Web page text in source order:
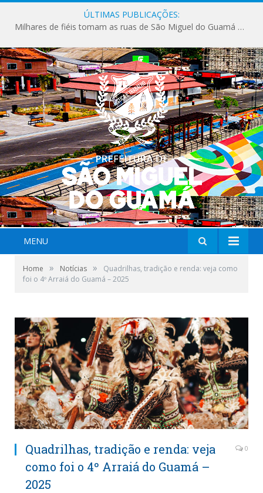
ÚLTIMAS PUBLICAÇÕES:
Milhares de fiéis tomam as ruas de São Miguel do Guamá em uma grande celebração de fé na Marcha para Jesus 2026.
MENU
Home » Notícias »
Quadrilhas, tradição e renda: veja como
foi o 4º Arraiá do Guamá – 2025
Quadrilhas, tradição e renda: veja
como foi o 4º Arraiá do Guamá –
2025
0